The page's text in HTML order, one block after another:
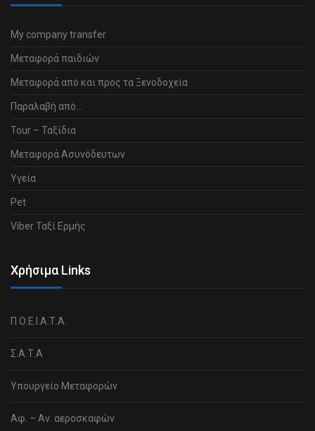
My company transfer
Μεταφορά παιδιών
Μεταφορά από και προς τα Ξενοδοχεία
Παραλαβή από…
Tour – Ταξίδια
Μεταφορά Ασυνόδευτων
Υγεία
Pet
Viber Ταξί Ερμής
Χρήσιμα Links
Π.Ο.Ε.Ι.Α.Τ.Α.
Σ.Α.Τ.Α
Υπουργείο Μεταφορών
Αφ. – Αν. αεροσκαφών